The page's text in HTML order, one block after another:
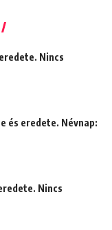
Nincs
és eredete. Névnap:
Nincs